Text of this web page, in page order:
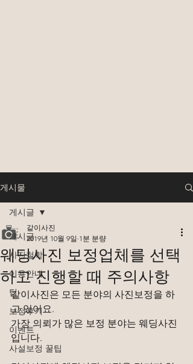
게시물
게시글
사진철학
이용안내
팁
보정후기
이벤트
사설보정 꿀팁
게시글
웨딩사진 보정업체를 선택
하고 진행할 때 주의사항
같이사진
2019년 10월 9일 1분 분량
같이사진은 모든 분야의 사진보정을 하
고 있어요.
가장 의뢰가 많은 보정 분야는 웨딩사진
입니다.